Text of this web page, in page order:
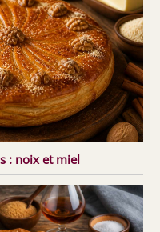
: noix et miel